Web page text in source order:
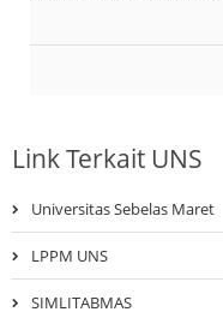
Link Terkait UNS
Universitas Sebelas Maret
LPPM UNS
SIMLITABMAS